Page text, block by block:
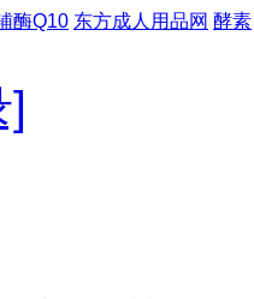
酶Q10 东方成人用品网 酵素
]